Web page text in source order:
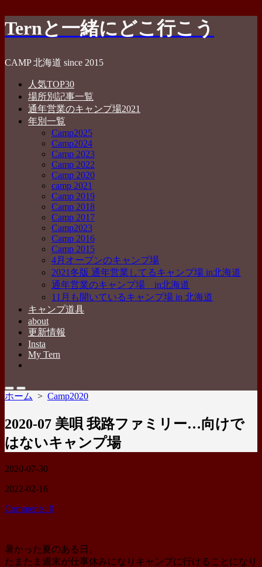
コ
ン
ン
Ternと一緒にどこ行こう
CAMP 北海道 since 2015
人気TOP30
場所別記事一覧
通年営業のキャンプ場2021
年別一覧
Camp2025
Camp2024
Camp 2023
Camp 2022
Camp 2020
camp 2021
Camp 2019
Camp 2018
Camp 2017
Camp2023
Camp 2016
Camp 2015
4月オープンのキャンプ場
2021冬版 通年営業してるキャンプ場 in北海道
通年営業のキャンプ場 in北海道
11月も開いているキャンプ場 in 北海道
キャンプ道具
about
更新情報
Insta
My Tern
ー
閉
じ
る
検
索
り
替
え
メ
ニ
ー
ホーム > Camp2020
2020-07 美唄 我路ファミリー…向けで
はないキャンプ場
公
日
2020-07-30
最
更
2022-02-16
Comments: 0
暑かった夏のある日。
たまたま週末が仕事休みになりキャンプに行けることになり